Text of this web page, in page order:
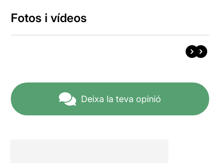
Fotos i vídeos
Deixa la teva opinió